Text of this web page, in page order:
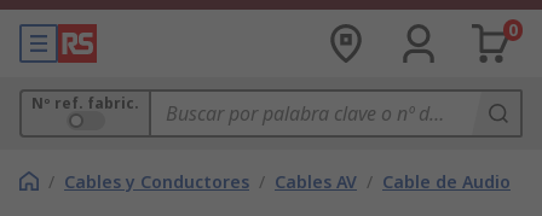
0
Nº ref. fabric.
/ Cables y Conductores / Cables AV / Cable de Audio